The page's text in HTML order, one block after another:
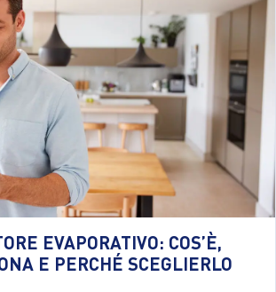
EVAPORATIVO: COS’È,
E PERCHÉ SCEGLIERLO